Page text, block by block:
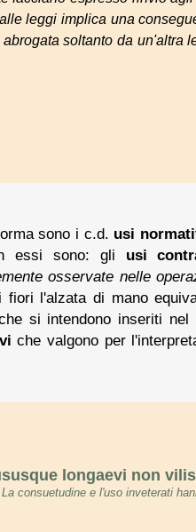
leggi implica una
soltanto da un'altra
sono i c.d. usi
essi sono: gli usi
osservate nelle
l'alzata di mano
si intendono inseriti
che valgono per
longaevi non
La consuetudine e l'uso inveterati